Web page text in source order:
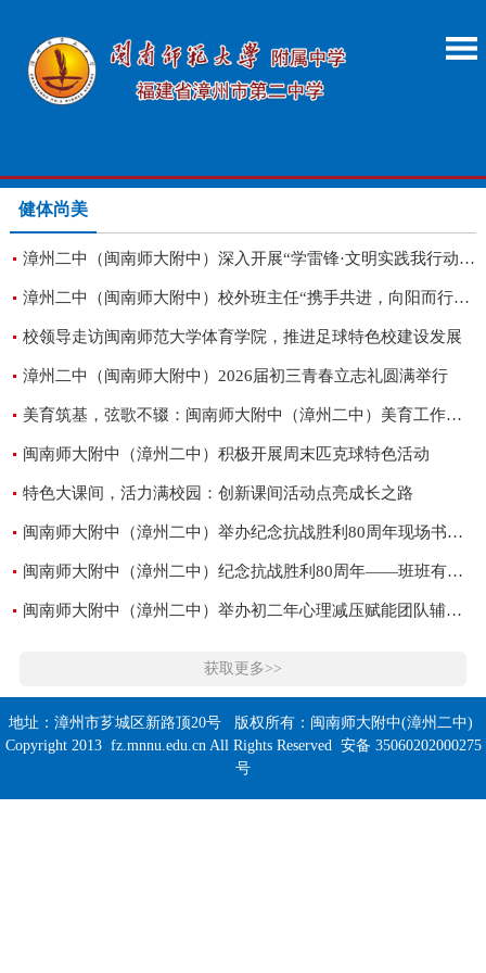
健体尚美
漳州二中（闽南师大附中）深入开展“学雷锋·文明实践我行动”主题教育实践
漳州二中（闽南师大附中）校外班主任“携手共进，向阳而行”心理健康教育系列活动圆满举行
校领导走访闽南师范大学体育学院，推进足球特色校建设发展
漳州二中（闽南师大附中）2026届初三青春立志礼圆满举行
美育筑基，弦歌不辍：闽南师大附中（漳州二中）美育工作回顾与展望
闽南师大附中（漳州二中）积极开展周末匹克球特色活动
特色大课间，活力满校园：创新课间活动点亮成长之路
闽南师大附中（漳州二中）举办纪念抗战胜利80周年现场书法大赛
闽南师大附中（漳州二中）纪念抗战胜利80周年——班班有歌声决赛圆满落幕
闽南师大附中（漳州二中）举办初二年心理减压赋能团队辅导活动
获取更多>>
地址：漳州市芗城区新路顶20号 版权所有：闽南师大附中(漳州二中)
Copyright 2013 fz.mnnu.edu.cn All Rights Reserved 安备 35060202000275
号